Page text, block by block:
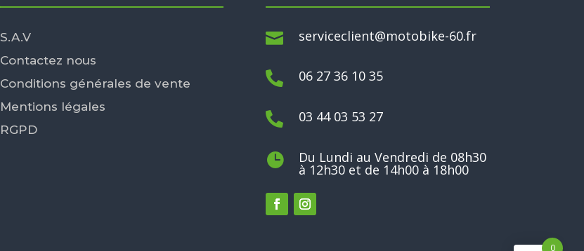
S.A.V
Contactez nous
Conditions générales de vente
Mentions légales
RGPD
 serviceclient@motobike-60.fr
 06 27 36 10 35
 03 44 03 53 27
 Du Lundi au Vendredi de 08h30
à 12h30 et de 14h00 à 18h00
0